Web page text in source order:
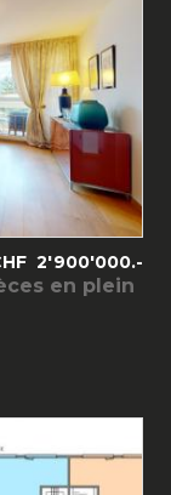
2'900'000.-
en plein